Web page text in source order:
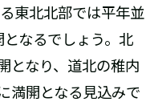
東北北部では平年並
なるでしょう。北
となり、道北の稚内
満開となる見込みで